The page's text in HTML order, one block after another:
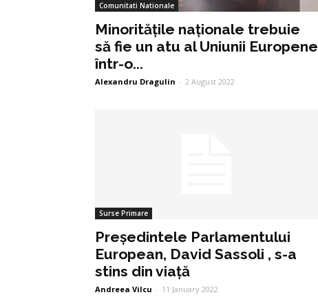
Comunitati Nationale
Minoritățile naționale trebuie
să fie un atu al Uniunii Europene
într-o...
Alexandru Dragulin - 2 August 2022
Surse Primare
Președintele Parlamentului
European, David Sassoli , s-a
stins din viață
Andreea Vilcu - 11 January 2022